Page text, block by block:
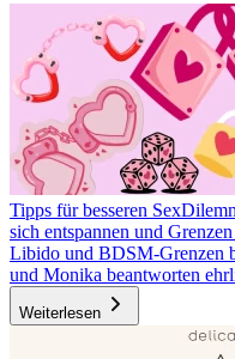
Tipps für besseren Sex
sich entspannen und Grenzen
Libido und BDSM-Grenzen
und Monika beantworten
Weiterlesen